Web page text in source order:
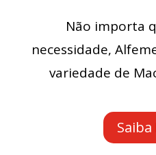
Não importa
necessidade,
variedade de